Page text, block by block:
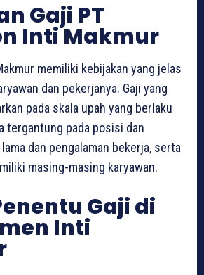
Gaji PT
Inti Makmur
memiliki kebijakan yang jelas
dan pekerjanya. Gaji yang
pada skala upah yang berlaku
tergantung pada posisi dan
dan pengalaman bekerja, serta
masing-masing karyawan.
Gaji di
Inti